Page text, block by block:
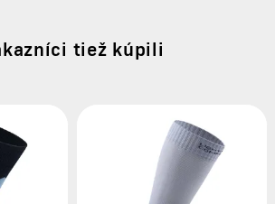
tiež kúpili